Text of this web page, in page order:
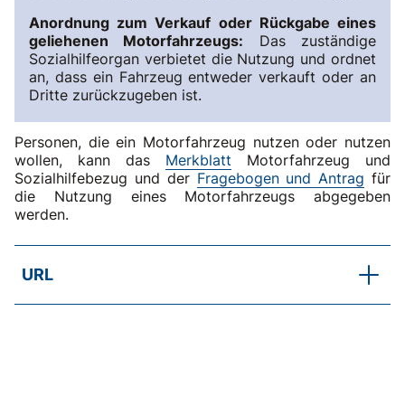
Anordnung zum Verkauf oder Rückgabe eines
geliehenen Motorfahrzeugs: Das zuständige
Sozialhilfeorgan verbietet die Nutzung und ordnet
an, dass ein Fahrzeug entweder verkauft oder an
Dritte zurückzugeben ist.
Personen, die ein Motorfahrzeug nutzen oder nutzen
wollen, kann das Merkblatt Motorfahrzeug und
Sozialhilfebezug und der Fragebogen und Antrag für
die Nutzung eines Motorfahrzeugs abgegeben
werden.
URL
SKOS-Praxisbeispiel